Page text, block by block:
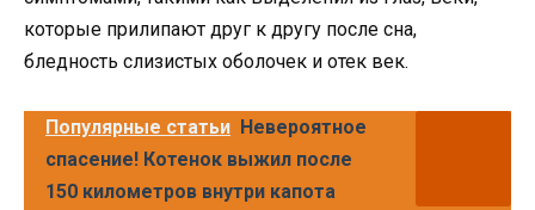
которые прилипают друг к другу после сна,
бледность слизистых оболочек и отек век.
Популярные статьи Невероятное
спасение! Котенок выжил после
150 километров внутри капота